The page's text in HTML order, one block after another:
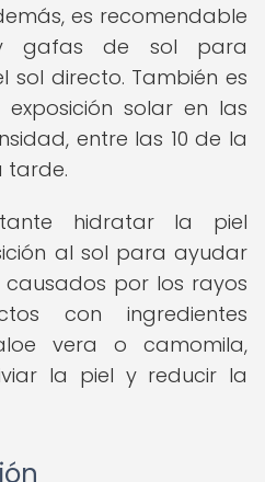
es recomendable
gafas de sol para
sol directo. También es
solar en las
entre las 10 de la
tarde.
hidratar la piel
al sol para ayudar
por los rayos
con ingredientes
vera o camomila,
la piel y reducir la